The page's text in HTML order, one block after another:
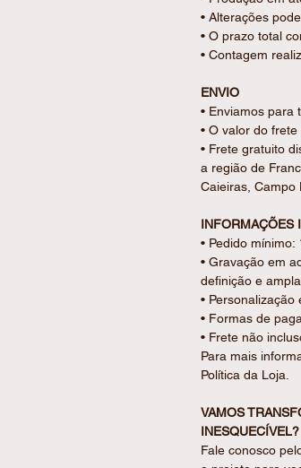
• Alterações
• O prazo total
• Contagem
ENVIO
• Enviamos para
• O valor do
• Frete gratuito
a região de
Caieiras, Campo
INFORMAÇÕES
• Pedido mínimo:
• Gravação em
definição e
•
• Formas de
• Frete não
Para mais
Política da Loja.
VAMOS
INESQUECÍVEL?
Fale conosco